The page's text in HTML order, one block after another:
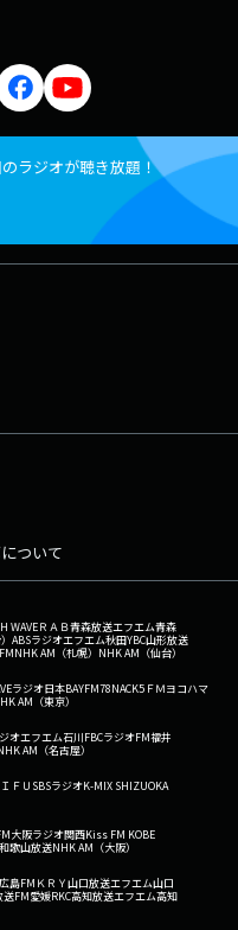
ラジオが聴き放題！
ついて
WAVEＲＡＢ青森放送エフエム青森
ABSラジオエフエム秋田YBC山形放送
NHK AM（札幌） NHK AM（仙台）
ラジオ日本BAYFM78NACK5 ＦＭヨコハマ
AM（東京）
オエフエム石川FBCラジオFM福井
AM（名古屋）
ＦＵ SBSラジオK-MIX SHIZUOKA
大阪ラジオ関西Kiss FM KOBE
歌山放送NHK AM（大阪）
広島FM ＫＲＹ山口放送エフエム山口
送FM愛媛RKC高知放送エフエム高知